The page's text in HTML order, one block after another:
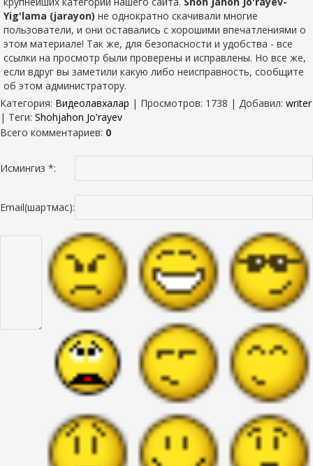
Yig'lama (jarayon) не однократно скачивали многие
пользователи, и они оставались с хорошими впечатлениями о
этом материале! Так же, для безопасности и удобства - все
ссылки на просмотр были проверены и исправлены. Но все же,
если вдруг вы заметили какую либо неисправность, сообщите
об этом администратору.
Категория: Видеолавхалар | Просмотров: 1738 | Добавил: writer
| Теги: Shohjahon Jo'rayev
Всего комментариев: 0
Исмингиз *:
Email(шартмас):